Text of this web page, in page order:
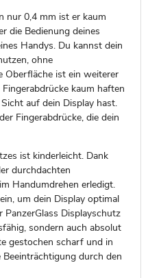
nur 0,4 mm ist er kaum
die Bedienung deines
Handys. Du kannst dein
ohne
Oberfläche ist ein weiterer
kaum haften
auf dein Display hast.
Fingerabdrücke, die dein
ist kinderleicht. Dank
durchdachten
Handumdrehen erledigt.
um dein Display optimal
PanzerGlass Displayschutz
sondern auch absolut
gestochen scharf und in
Beeinträchtigung durch den